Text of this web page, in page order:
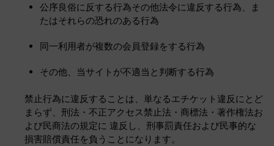
公序良俗に反する行為その他法令に違反する行為、ま
たはそれらの恐れのある行為
同一利用者が複数の会員登録をする行為
その他、当サイトが不適当と判断する行為
禁止行為に違反することは、単なるエチケット違反にとど
まらず、刑法・不正アクセス禁止法・商標法・著作権法お
よび民商法の規定に 違反し、刑事罰責任および民事的な
損害賠償責任を負うことになります。